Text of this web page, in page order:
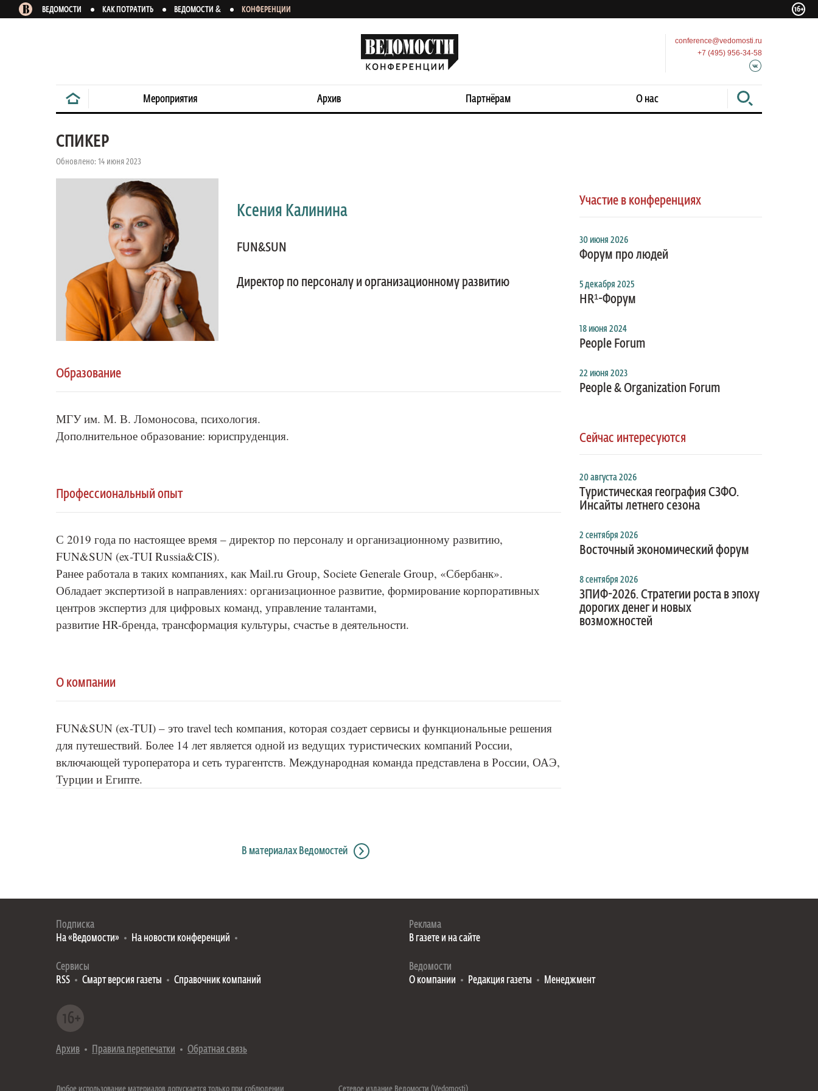
ВЕДОМОСТИ КАК ПОТРАТИТЬ ВЕДОМОСТИ & КОНФЕРЕНЦИИ
conference@vedomosti.ru
+7 (495) 956-34-58
Мероприятия Архив Партнёрам О нас
СПИКЕР
Обновлено: 14 июня 2023
Ксения Калинина
FUN&SUN
Директор по персоналу и организационному развитию
Образование
МГУ им. М. В. Ломоносова, психология.
Дополнительное образование: юриспруденция.
Профессиональный опыт
С 2019 года по настоящее время – директор по персоналу и организационному развитию,
FUN&SUN (ex-TUI Russia&CIS).
Ранее работала в таких компаниях, как Mail.ru Group, Societe Generale Group, «Сбербанк».
Обладает экспертизой в направлениях: организационное развитие, формирование корпоративных
центров экспертиз для цифровых команд, управление талантами,
развитие HR-бренда, трансформация культуры, счастье в деятельности.
О компании
FUN&SUN (ex-TUI) – это travel tech компания, которая создает сервисы и функциональные решения
для путешествий. Более 14 лет является одной из ведущих туристических компаний России,
включающей туроператора и сеть турагентств. Международная команда представлена в России, ОАЭ,
Турции и Египте.
Участие в конференциях
30 июня 2026
Форум про людей
5 декабря 2025
HR¹-Форум
18 июня 2024
People Forum
22 июня 2023
People & Organization Forum
Сейчас интересуются
20 августа 2026
Туристическая география СЗФО.
Инсайты летнего сезона
2 сентября 2026
Восточный экономический форум
8 сентября 2026
ЗПИФ-2026. Стратегии роста в эпоху
дорогих денег и новых
возможностей
В материалах Ведомостей
Подписка
На «Ведомости»
На новости конференций
Сервисы
RSS
Смарт версия газеты Справочник компаний
Реклама
В газете и на сайте
Ведомости
О компании
Редакция газеты Менеджмент
Архив Правила перепечатки Обратная связь
Любое использование материалов допускается только при соблюдении Сетевое издание Ведомости (Vedomosti)